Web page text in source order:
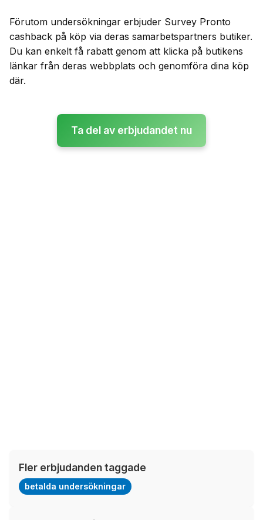
Förutom undersökningar erbjuder Survey Pronto
cashback på köp via deras samarbetspartners butiker.
Du kan enkelt få rabatt genom att klicka på butikens
länkar från deras webbplats och genomföra dina köp
där.
Ta del av erbjudandet nu
Fler erbjudanden taggade
betalda undersökningar